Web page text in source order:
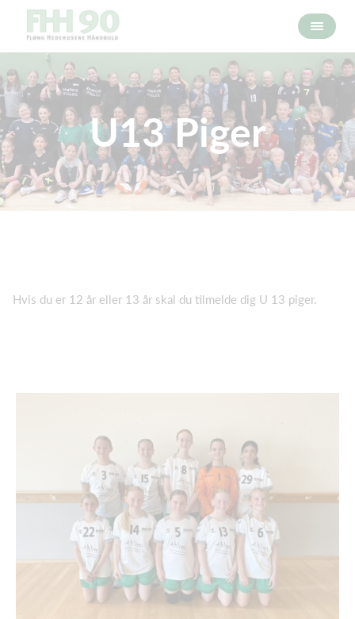
U13 Piger
Hvis du er 12 år eller 13 år skal du tilmelde dig U 13 piger.